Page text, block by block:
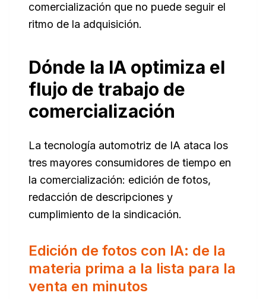
comercialización que no puede seguir el
ritmo de la adquisición.
Dónde la IA optimiza el
flujo de trabajo de
comercialización
La tecnología automotriz de IA ataca los
tres mayores consumidores de tiempo en
la comercialización: edición de fotos,
redacción de descripciones y
cumplimiento de la sindicación.
Edición de fotos con IA: de la
materia prima a la lista para la
venta en minutos